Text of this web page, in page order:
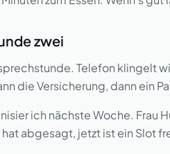
zwei
Telefon klingelt
die Versicherung, dann ein
ich nächste Woche. Frau
abgesagt, jetzt ist ein Slot